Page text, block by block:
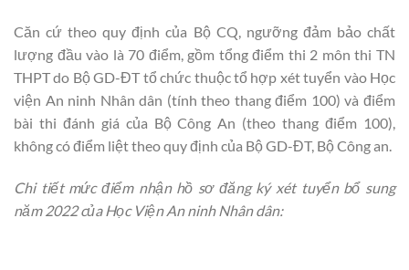
Căn cứ theo quy định của Bộ CQ, ngưỡng đảm bảo chất
lượng đầu vào là 70 điểm, gồm tổng điểm thi 2 môn thi TN
THPT do Bộ GD-ĐT tổ chức thuộc tổ hợp xét tuyển vào Học
viện An ninh Nhân dân (tính theo thang điểm 100) và điểm
bài thi đánh giá của Bộ Công An (theo thang điểm 100),
không có điểm liệt theo quy định của Bộ GD-ĐT, Bộ Công an.
Chi tiết mức điểm nhận hồ sơ đăng ký xét tuyển bổ sung
năm 2022 của Học Viện An ninh Nhân dân: